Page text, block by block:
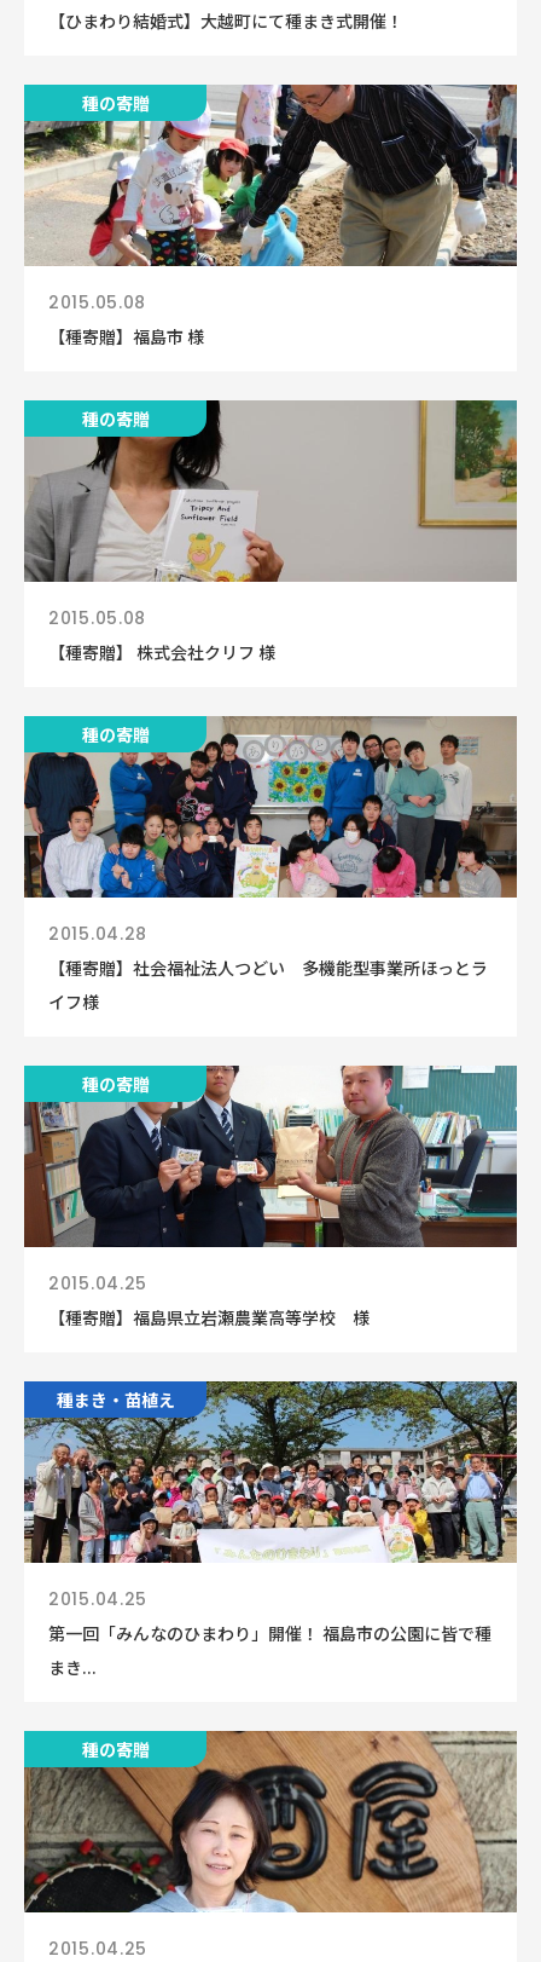
【ひまわり結婚式】大越町にて種まき式開催！
種の寄贈
2015.05.08
【種寄贈】福島市 様
種の寄贈
2015.05.08
【種寄贈】 株式会社クリフ 様
種の寄贈
2015.04.28
【種寄贈】社会福祉法人つどい 多機能型事業所ほっとラ
イフ様
種の寄贈
2015.04.25
【種寄贈】福島県立岩瀬農業高等学校 様
種まき・苗植え
2015.04.25
第一回「みんなのひまわり」開催！ 福島市の公園に皆で種
まき...
種の寄贈
2015.04.25